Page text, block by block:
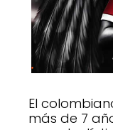
El
más de 7